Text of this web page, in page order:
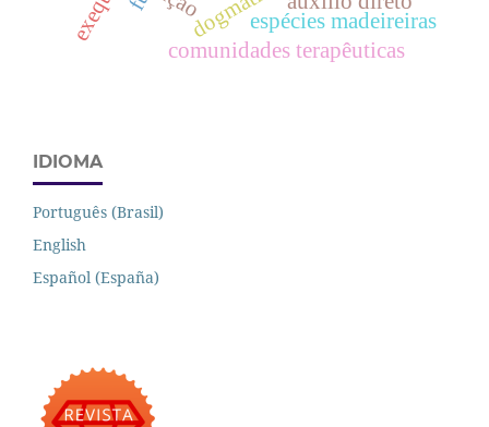
comunidades terapêuticas
espécies madeireiras
IDIOMA
Português (Brasil)
English
Español (España)